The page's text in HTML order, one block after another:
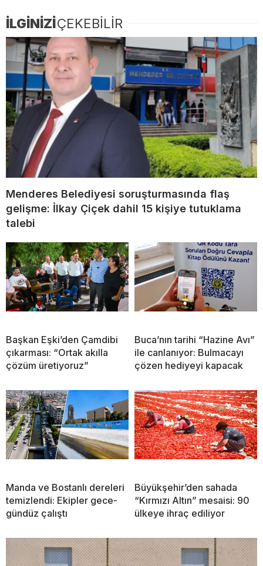
İLGİNİZİÇEKEBİLİR
Menderes Belediyesi soruşturmasında flaş
gelişme: İlkay Çiçek dahil 15 kişiye tutuklama
talebi
Başkan Eşki’den Çamdibi
çıkarması: “Ortak akılla
çözüm üretiyoruz”
Buca’nın tarihi “Hazine Avı”
ile canlanıyor: Bulmacayı
çözen hediyeyi kapacak
Manda ve Bostanlı dereleri
temizlendi: Ekipler gece-
gündüz çalıştı
Büyükşehir’den sahada
“Kırmızı Altın” mesaisi: 90
ülkeye ihraç ediliyor